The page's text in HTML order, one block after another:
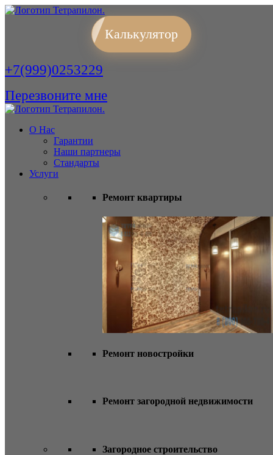
Калькулятор
+7(999)0253229
Перезвоните мне
О Нас
Гарантии
Наши партнеры
Стандарты
Услуги
Ремонт квартиры
Ремонт новостройки
Ремонт загородной недвижимости
Загородное строительство